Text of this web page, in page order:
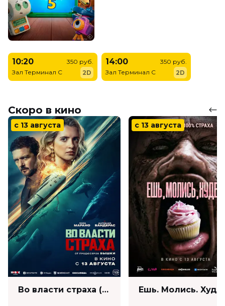
10:20
Зал Терминал C
350 руб.
2D
14:00
Зал Терминал C
350 руб.
2D
Скоро в кино
с 13 августа
Во власти страха (18+)
с 13 августа